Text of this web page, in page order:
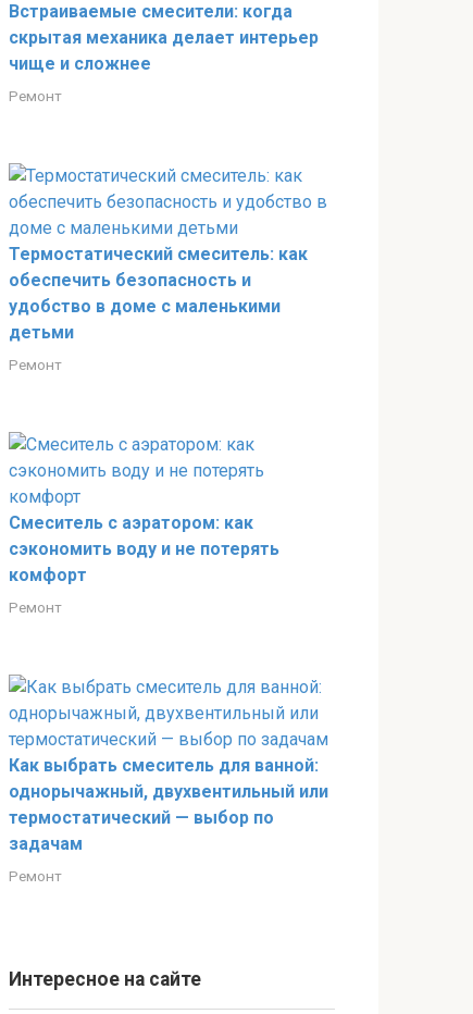
Встраиваемые смесители: когда
скрытая механика делает интерьер
чище и сложнее
Ремонт
Термостатический смеситель: как
обеспечить безопасность и
удобство в доме с маленькими
детьми
Ремонт
Смеситель с аэратором: как
сэкономить воду и не потерять
комфорт
Ремонт
Как выбрать смеситель для ванной:
однорычажный, двухвентильный или
термостатический — выбор по
задачам
Ремонт
Интересное на сайте